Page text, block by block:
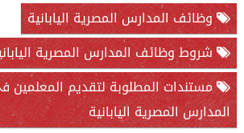
وظائف المدارس المصرية اليابانية
شروط وظائف المدارس المصرية
مستندات المطلوبة لتقديم
المدارس المصرية اليابانية